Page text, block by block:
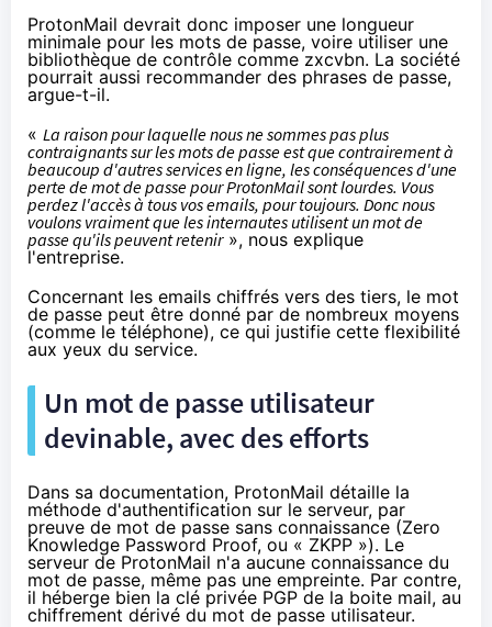
ProtonMail devrait donc imposer une longueur
minimale pour les mots de passe, voire utiliser une
bibliothèque de contrôle comme zxcvbn. La société
pourrait aussi recommander des phrases de passe,
argue-t-il.
« La raison pour laquelle nous ne sommes pas plus
contraignants sur les mots de passe est que contrairement à
beaucoup d'autres services en ligne, les conséquences d'une
perte de mot de passe pour ProtonMail sont lourdes. Vous
perdez l'accès à tous vos emails, pour toujours. Donc nous
voulons vraiment que les internautes utilisent un mot de
passe qu'ils peuvent retenir», nous explique
l'entreprise.
Concernant les emails chiffrés vers des tiers, le mot
de passe peut être donné par de nombreux moyens
(comme le téléphone), ce qui justifie cette flexibilité
aux yeux du service.
Un mot de passe utilisateur
devinable, avec des efforts
Dans sa documentation, ProtonMail détaille la
méthode d'authentification sur le serveur, par
preuve de mot de passe sans connaissance (Zero
Knowledge Password Proof, ou « ZKPP »). Le
serveur de ProtonMail n'a aucune connaissance du
mot de passe, même pas une empreinte. Par contre,
il héberge bien la clé privée PGP de la boite mail, au
chiffrement dérivé du mot de passe utilisateur.